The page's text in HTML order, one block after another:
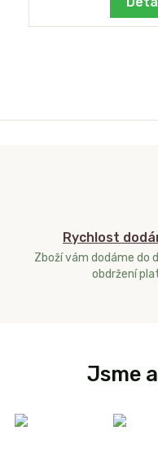
Rychlost
Zboží vám dodáme do
obdržení
Jsme